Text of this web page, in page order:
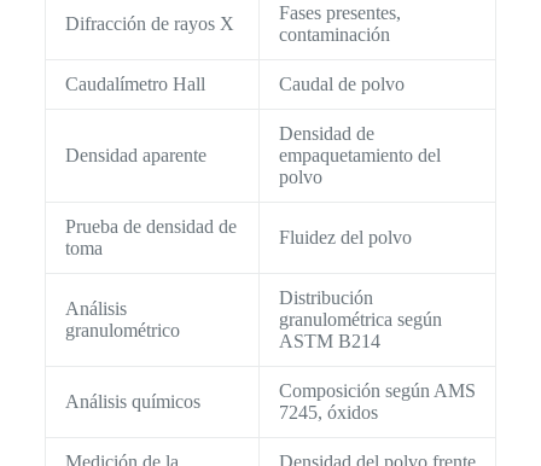
Difracción de rayos X
Fases presentes,
contaminación
Caudalímetro Hall Caudal de polvo
Densidad aparente
Densidad de
empaquetamiento del
polvo
Prueba de densidad de
toma
Fluidez del polvo
Análisis
granulométrico
Distribución
granulométrica según
ASTM B214
Análisis químicos
Composición según AMS
7245, óxidos
Medición de la
Densidad del polvo frente